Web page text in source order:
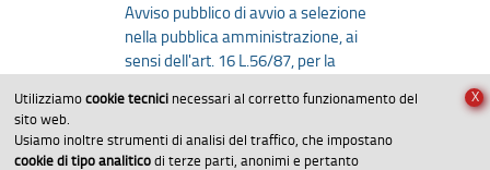
Utilizziamo cookie tecnici necessari al corretto funzionamento del
sito web.
Usiamo inoltre strumenti di analisi del traffico, che impostano
cookie di tipo analitico di terze parti, anonimi e pertanto
X
Avviso pubblico di avvio a selezione
nella pubblica amministrazione, ai
sensi dell'art. 16 L.56/87, per la
DETERMINATO E PARZIALE (18 ORE
SETTIMANALI) di ADDETTO AI
SERVIZI SCOLASTICI, Area degli